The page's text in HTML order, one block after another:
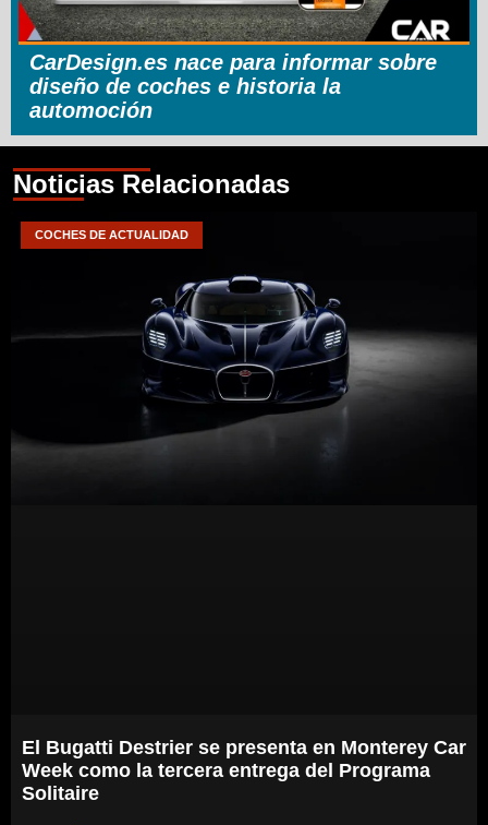
CarDesign.es nace para informar sobre
diseño de coches e historia la
automoción
Noticias Relacionadas
COCHES DE ACTUALIDAD
El Bugatti Destrier se presenta en Monterey Car
Week como la tercera entrega del Programa
Solitaire